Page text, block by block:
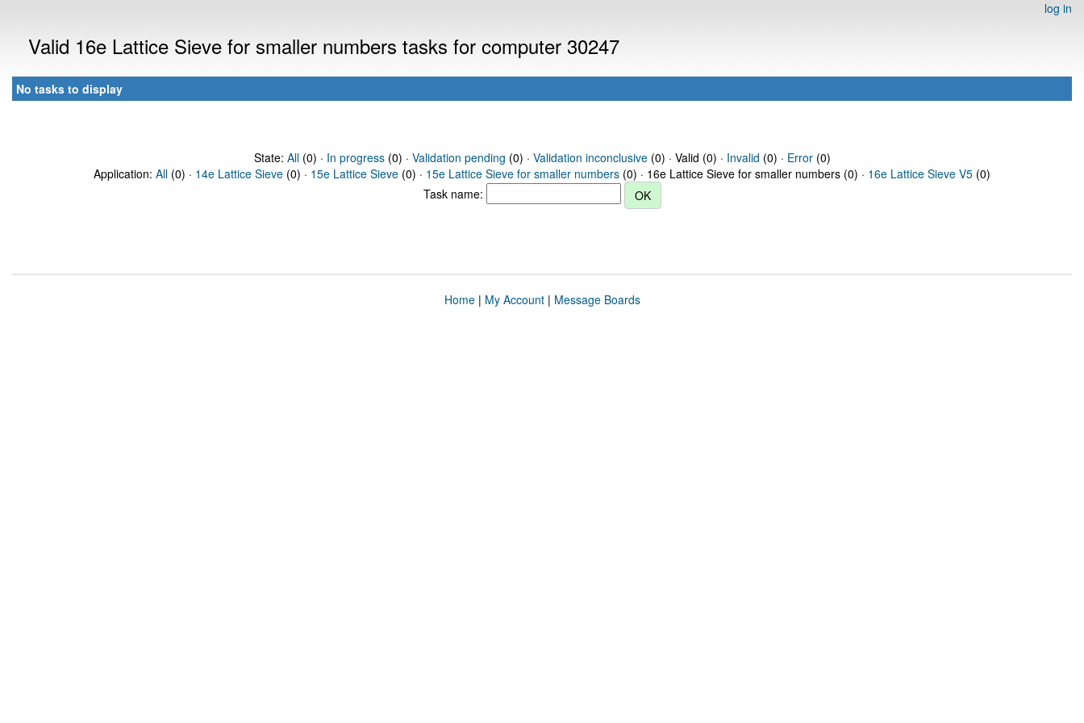
log in
Valid 16e Lattice Sieve for smaller numbers tasks for computer 30247
No tasks to display
State: All(0) · In progress(0) · Validation pending (0) · Validation inconclusive(0) · Valid (0) · Invalid (0) · Error(0)
Application: All (0) · 14e Lattice Sieve (0) · 15e Lattice Sieve (0) · 15e Lattice Sieve for smaller numbers (0) · 16e Lattice Sieve for smaller numbers (0) · 16e Lattice Sieve V5 (0)
Task name:
Home| My Account| Message Boards